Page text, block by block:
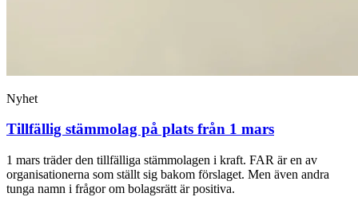
Nyhet
Tillfällig stämmolag på plats från 1 mars
1 mars träder den tillfälliga stämmolagen i kraft. FAR är en av
organisationerna som ställt sig bakom förslaget. Men även andra
tunga namn i frågor om bolagsrätt är positiva.